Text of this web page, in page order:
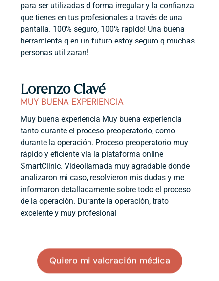
para ser utilizadas d forma irregular y la confianza
que tienes en tus profesionales a través de una
pantalla. 100% seguro, 100% rapido! Una buena
herramienta q en un futuro estoy seguro q muchas
personas utilizaran!
Lorenzo Clavé
MUY BUENA EXPERIENCIA
Muy buena experiencia Muy buena experiencia
tanto durante el proceso preoperatorio, como
durante la operación. Proceso preoperatorio muy
rápido y eficiente via la plataforma online
SmartClinic. Videollamada muy agradable dónde
analizaron mi caso, resolvieron mis dudas y me
informaron detalladamente sobre todo el proceso
de la operación. Durante la operación, trato
excelente y muy profesional
Quiero mi valoración médica